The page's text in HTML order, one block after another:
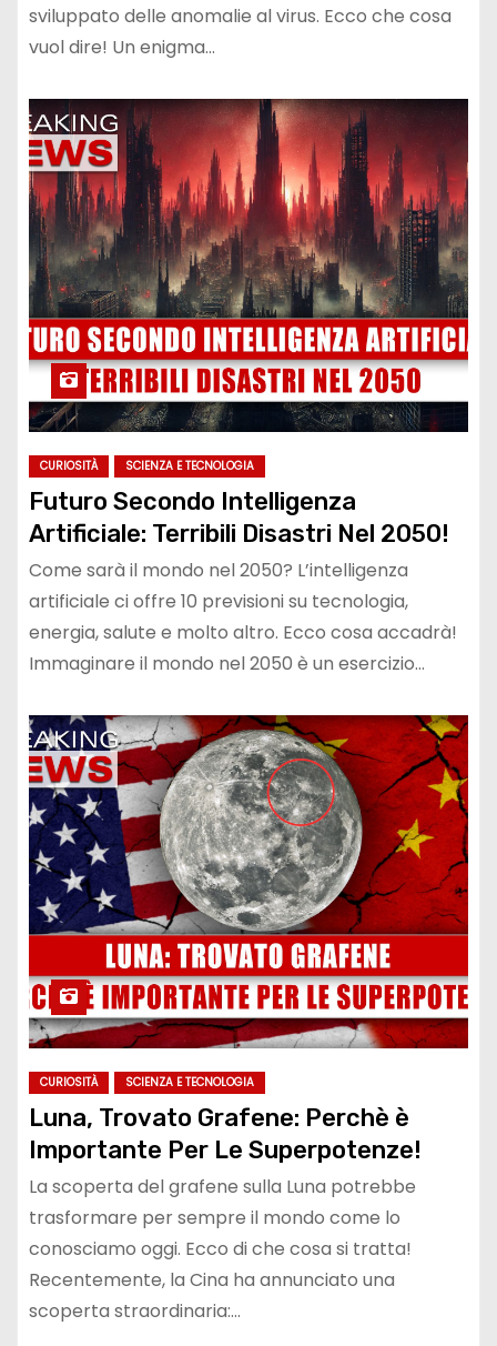
sviluppato delle anomalie al virus. Ecco che cosa
vuol dire! Un enigma…
CURIOSITÀ SCIENZA E TECNOLOGIA
Futuro Secondo Intelligenza
Artificiale: Terribili Disastri Nel 2050!
Come sarà il mondo nel 2050? L’intelligenza
artificiale ci offre 10 previsioni su tecnologia,
energia, salute e molto altro. Ecco cosa accadrà!
Immaginare il mondo nel 2050 è un esercizio…
CURIOSITÀ SCIENZA E TECNOLOGIA
Luna, Trovato Grafene: Perchè è
Importante Per Le Superpotenze!
La scoperta del grafene sulla Luna potrebbe
trasformare per sempre il mondo come lo
conosciamo oggi. Ecco di che cosa si tratta!
Recentemente, la Cina ha annunciato una
scoperta straordinaria:…